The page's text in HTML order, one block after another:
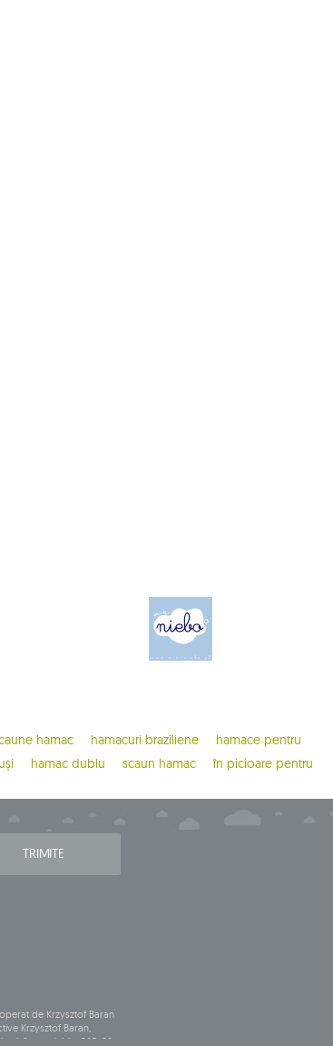
hamac hamacuri braziliene
hamace pentru
hamac dublu scaun hamac
în picioare pentru
TRIMITE
de Krzysztof Baran
Krzysztof Baran,
ul. Starowiejska 265, 08-